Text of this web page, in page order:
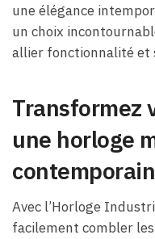
une élégance
un choix
allier fonctionnalité et
Transformez
une horloge
contemporain
Avec l’Horloge
facilement combler